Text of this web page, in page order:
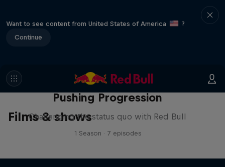
Want to see content from United States of America
?
Continue
Films & shows
Pushing Progression
Challenging the status quo with Red Bull
1 Season · 7 episodes